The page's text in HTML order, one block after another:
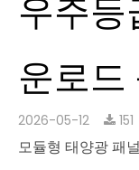
운로드
2026-05-12 151
모듈형 태양광 패